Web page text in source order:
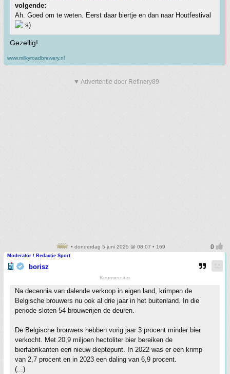
volgende:
Ah. Goed om te weten. Eerst daar biertje en dan naar Houtfestival
Gezellig!
www.milkyroadbrewery.nl
▼ Advertentie door Refinery89
• donderdag 5 juni 2025 @ 08:07 • 169
Moderator / Redactie Sport
borisz
Keurmeester
Na decennia van dalende verkoop in eigen land, krimpen de
Belgische brouwers nu ook al drie jaar in het buitenland. In die
periode sloten 54 brouwerijen de deuren.
De Belgische brouwers hebben vorig jaar 3 procent minder bier
verkocht. Met 20,9 miljoen hectoliter bier bereiken de
bierfabrikanten een nieuw dieptepunt. In 2022 was er een krimp
van 2,7 procent en in 2023 een daling van 6,9 procent.
(...)